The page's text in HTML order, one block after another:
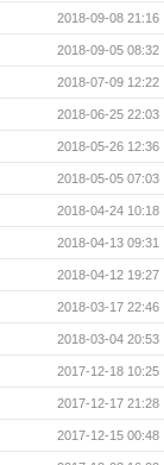
2018-09-08 21:16
2018-09-05 08:32
2018-07-09 12:22
2018-06-25 22:03
2018-05-26 12:36
2018-05-05 07:03
2018-04-24 10:18
2018-04-13 09:31
2018-04-12 19:27
2018-03-17 22:46
2018-03-04 20:53
2017-12-18 10:25
2017-12-17 21:28
2017-12-15 00:48